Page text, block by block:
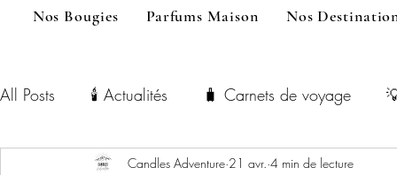
Nos Bougies Parfums Maison Nos
All Posts 🕯️ Actualités 🧳 Carnets de voyage
Candles Adventure 21 avr. 4 min de lecture